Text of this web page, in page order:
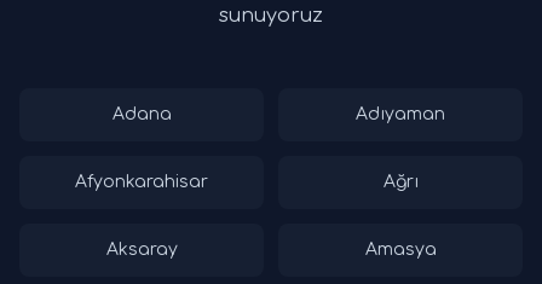
sunuyoruz
Adana Adıyaman
Afyonkarahisar Ağrı
Aksaray Amasya